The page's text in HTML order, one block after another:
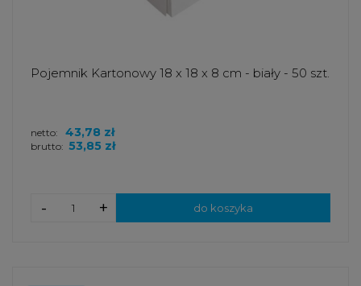
Pojemnik Kartonowy 18 x 18 x 8 cm - biały - 50 szt.
brutto: 53,85 zł
netto: 43,78 zł
+
- do koszyka